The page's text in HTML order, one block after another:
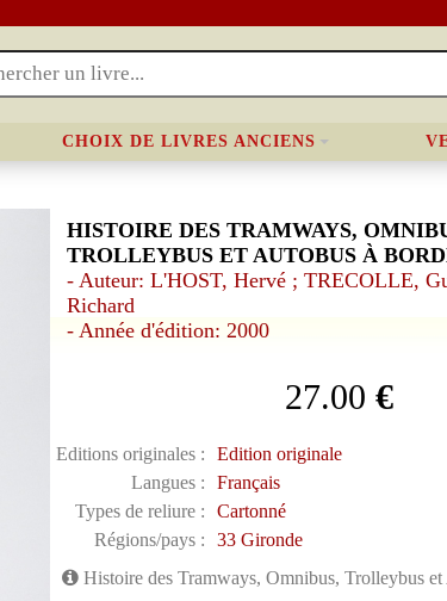
CHOIX DE LIVRES ANCIENS
HISTOIRE DES TRAMWAYS,
TROLLEYBUS ET AUTOBUS À
- Auteur: L'HOST, Hervé ; TRECOLLE,
Richard
- Année d'édition: 2000
27.00 €
Editions originales :
Edition originale
Langues :
Français
Types de reliure :
Cartonné
Régions/pays :
33 Gironde
Histoire des Tramways, Omnibus, Trolleybus et